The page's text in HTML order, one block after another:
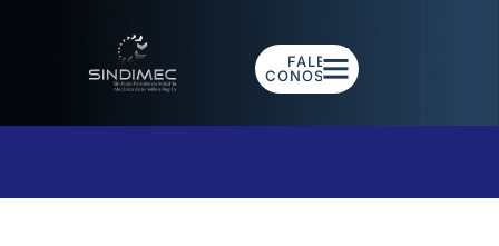
FALE
CONOSCO